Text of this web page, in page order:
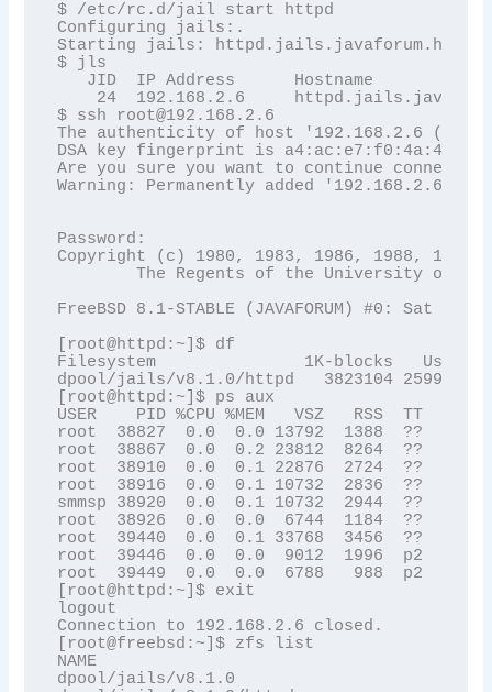
$ /etc/rc.d/jail start httpd
Configuring jails:.
Starting jails: httpd.jails.javaforum.hu.
$ jls
JID  IP Address      Hostname
24  192.168.2.6
$ ssh root@192.168.2.6
The authenticity of host '192.168.2.6
DSA key fingerprint is
Are you sure you want to continue
Warning: Permanently added '192.168.2.6'
Password:
Copyright (c) 1980, 1983, 1986, 1988, 1990,
The Regents of the University of
FreeBSD 8.1-STABLE (JAVAFORUM) #0: Sat Nov
[root@httpd:~]$ df
Filesystem               1K-blocks   Used
dpool/jails/v8.1.0/httpd   3823104 259968
[root@httpd:~]$ ps aux
USER    PID %CPU %MEM   VSZ   RSS  TT  STAT
root  38827  0.0  0.0 13792  1388  ??
root  38867  0.0  0.2 23812  8264  ??  SsJ
root  38910  0.0  0.1 22876  2724  ??  SsJ
root  38916  0.0  0.1 10732  2836  ??  SsJ
smmsp 38920  0.0  0.1 10732  2944  ??  IsJ
root  38926  0.0  0.0  6744  1184  ??  SsJ
root  39440  0.0  0.1 33768  3456  ??  SsJ
root  39446  0.0  0.0  9012  1996  p2  SsJ
root  39449  0.0  0.0  6788   988  p2  R+J
[root@httpd:~]$ exit
logout
Connection to 192.168.2.6 closed.
[root@freebsd:~]$ zfs list
NAME                                      USED
dpool/jails/v8.1.0